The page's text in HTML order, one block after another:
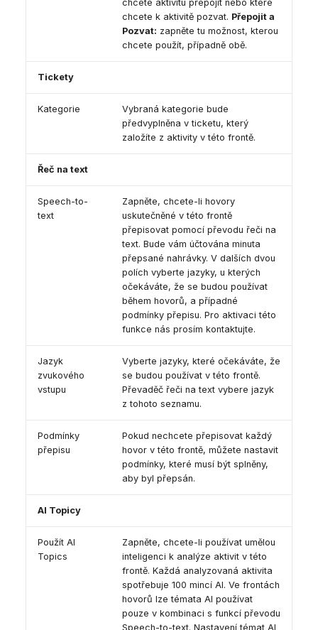
chcete aktivitu přepojit nebo které
chcete k aktivitě pozvat. Přepojit a
Pozvat: zapněte tu možnost, kterou
chcete použít, případně obě.
Tickety
Kategorie
Vybraná kategorie bude
předvyplněna v ticketu, který
založíte z aktivity v této frontě.
Řeč na text
Speech-to-
text
Zapněte, chcete-li hovory
uskutečněné v této frontě
přepisovat pomocí převodu řeči na
text. Bude vám účtována minuta
přepsané nahrávky. V dalších dvou
polích vyberte jazyky, u kterých
očekáváte, že se budou používat
během hovorů, a případné
podmínky přepisu. Pro aktivaci této
funkce nás prosím kontaktujte.
Jazyk
zvukového
vstupu
Vyberte jazyky, které očekáváte, že
se budou používat v této frontě.
Převaděč řeči na text vybere jazyk
z tohoto seznamu.
Podmínky
přepisu
Pokud nechcete přepisovat každý
hovor v této frontě, můžete nastavit
podmínky, které musí být splněny,
aby byl přepsán.
AI Topicy
Použít AI
Topics
Zapněte, chcete-li používat umělou
inteligenci k analýze aktivit v této
frontě. Každá analyzovaná aktivita
spotřebuje 100 mincí AI. Ve frontách
hovorů lze témata AI používat
pouze v kombinaci s funkcí převodu
Speech-to-text. Nastavení témat AI